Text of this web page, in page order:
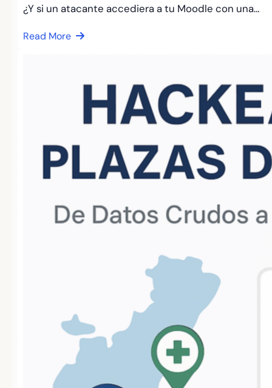
¿Y si un atacante accediera a tu Moodle con una…
Read More